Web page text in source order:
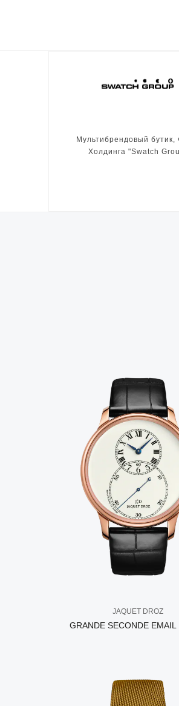
Мультибрендовый бутик,
Холдинга "Swatch
JAQUET DROZ
GRANDE SECONDE EMAIL